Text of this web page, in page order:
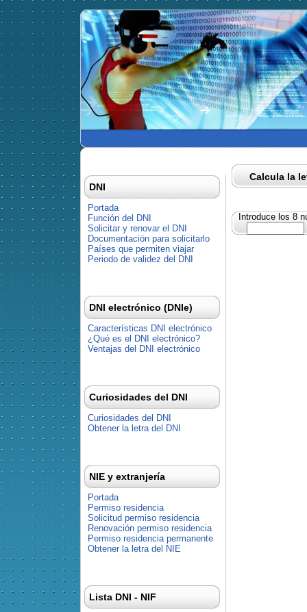
Calcula la
Introduce los 8
DNI
Portada
Función del DNI
Solicitar y renovar el DNI
Documentación para solicitarlo
Países que permiten viajar
Periodo de validez del DNI
DNI electrónico (DNIe)
Características DNI electrónico
¿Qué es el DNI electrónico?
Ventajas del DNI electrónico
Curiosidades del DNI
Curiosidades del DNI
Obtener la letra del DNI
NIE y extranjería
Portada
Permiso residencia
Solicitud permiso residencia
Renovación permiso residencia
Permiso residencia permanente
Obtener la letra del NIE
Lista DNI - NIF